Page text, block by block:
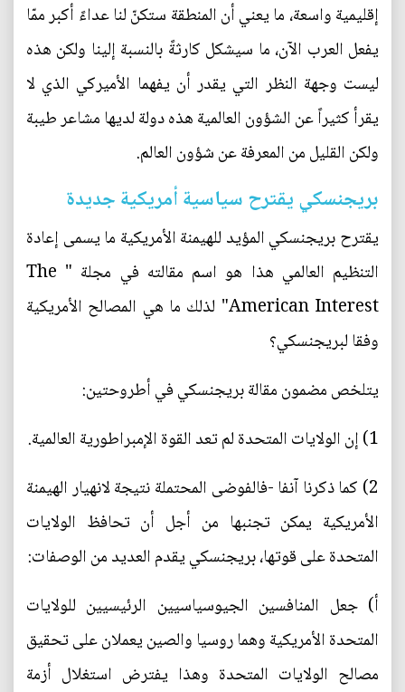
إقليمية واسعة، ما يعني أن المنطقة ستكنّ لنا عداءً أكبر ممّا
يفعل العرب الآن، ما سيشكل كارثةً بالنسبة إلينا ولكن هذه
ليست وجهة النظر التي يقدر أن يفهما الأميركي الذي لا
يقرأ كثيراً عن الشؤون العالمية هذه دولة لديها مشاعر طيبة
ولكن القليل من المعرفة عن شؤون العالم.
بريجنسكي يقترح سياسية أمريكية جديدة
يقترح بريجنسكي المؤيد للهيمنة الأمريكية ما يسمى إعادة
التنظيم العالمي هذا هو اسم مقالته في مجلة " The
American Interest" لذلك ما هي المصالح الأمريكية
وفقا لبريجنسكي؟
يتلخص مضمون مقالة بريجنسكي في أطروحتين:
1) إن الولايات المتحدة لم تعد القوة الإمبراطورية العالمية.
2) كما ذكرنا آنفا -فالفوضى المحتملة نتيجة لانهيار الهيمنة
الأمريكية يمكن تجنبها من أجل أن تحافظ الولايات
المتحدة على قوتها، بريجنسكي يقدم العديد من الوصفات:
أ) جعل المنافسين الجيوسياسيين الرئيسيين للولايات
المتحدة الأمريكية وهما روسيا والصين يعملان على تحقيق
مصالح الولايات المتحدة وهذا يفترض استغلال أزمة